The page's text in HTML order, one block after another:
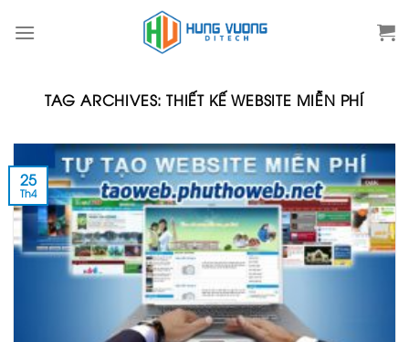
TAG ARCHIVES:THIẾT KẾ WEBSITE MIỄN PHÍ
25
Th4